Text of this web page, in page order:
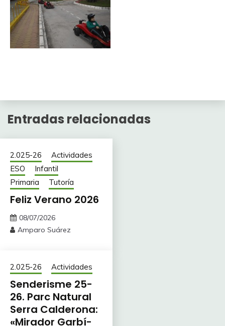
Entradas relacionadas
2.025-26
Actividades
ESO
Infantil
Primaria
Tutoría
Feliz Verano 2026
08/07/2026
Amparo Suárez
2.025-26 Actividades
Senderisme 25-
26. Parc Natural
Serra Calderona:
«Mirador Garbí-